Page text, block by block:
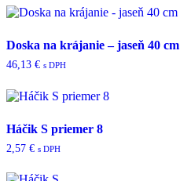
Doska na krájanie – jaseň 40 cm
46,13 € s DPH
Háčik S priemer 8
2,57 € s DPH